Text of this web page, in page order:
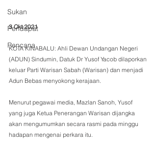
Sukan
Pendapat
Rencana
3 Okt 2021
KOTA KINABALU: Ahli Dewan Undangan Negeri
(ADUN) Sindumin, Datuk Dr Yusof Yacob dilaporkan
keluar Parti Warisan Sabah (Warisan) dan menjadi
Adun Bebas menyokong kerajaan.
Menurut pegawai media, Mazlan Sanoh, Yusof
yang juga Ketua Penerangan Warisan dijangka
akan mengumumkan secara rasmi pada minggu
hadapan mengenai perkara itu.